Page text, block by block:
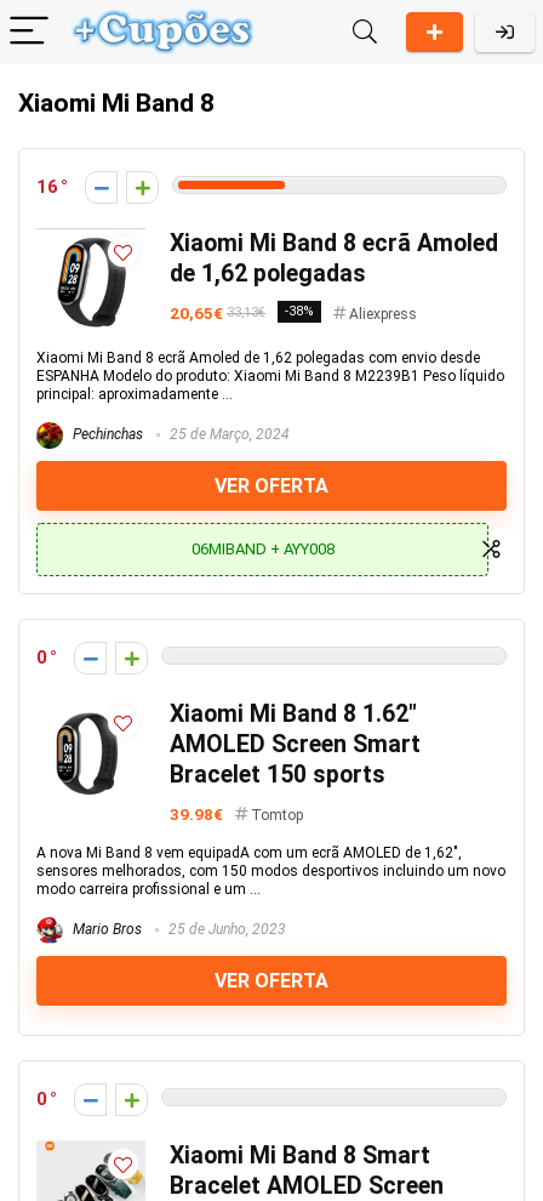
Xiaomi Mi Band 8
16
Xiaomi Mi Band 8 ecrã Amoled
de 1,62 polegadas
20,65€ 33,13€ -38% Aliexpress
Xiaomi Mi Band 8 ecrã Amoled de 1,62 polegadas com envio desde
ESPANHA Modelo do produto: Xiaomi Mi Band 8 M2239B1 Peso líquido
principal: aproximadamente ...
Pechinchas 25 de Março, 2024
VER OFERTA
06MIBAND + AYY008
0
Xiaomi Mi Band 8 1.62″
AMOLED Screen Smart
Bracelet 150 sports
39.98€ Tomtop
A nova Mi Band 8 vem equipadA com um ecrã AMOLED de 1,62″,
sensores melhorados, com 150 modos desportivos incluindo um novo
modo carreira profissional e um ...
Mario Bros 25 de Junho, 2023
VER OFERTA
0
Xiaomi Mi Band 8 Smart
Bracelet AMOLED Screen